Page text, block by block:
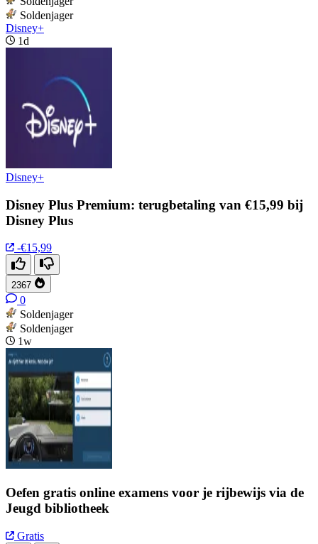
Soldenjager
Disney+
1d
Disney+
Disney Plus Premium: terugbetaling van €15,99 bij
Disney Plus
-€15,99
2367
0
Soldenjager
Soldenjager
1w
Oefen gratis online examens voor je rijbewijs via de
Jeugd bibliotheek
Gratis